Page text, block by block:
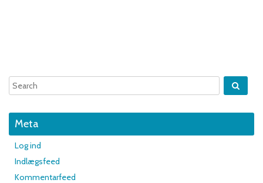
Meta
Log ind
Indlægsfeed
Kommentarfeed